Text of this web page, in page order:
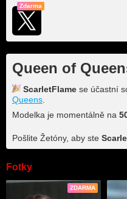
Zdarma
Queen of
ScarletFlame se účastní
Queens
Modelka je momentálně na
Pošlite Žetóny, aby ste
Fotky
ZDARMA